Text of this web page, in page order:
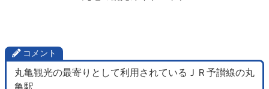
コメント
丸亀観光の最寄りとして利用されているＪＲ予讃線の丸
亀駅。